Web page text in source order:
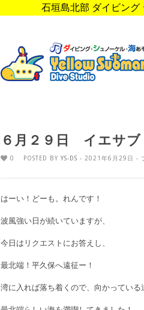
石垣島北部 ダイビング
６月２９日 イエサブ
0 POSTED BY YS-DS - 2021年6月29日 -
はーい！どーも。れんです！
波風強い日が続いていますが、
今日はリクエストにお答えし、
最北端！平久保へ遠征ー！
湾に入れば落ち着くので、向かっている